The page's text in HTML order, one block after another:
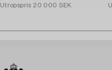
Utropspris 20 000 SEK